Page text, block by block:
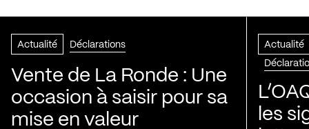
Actualité Déclarations
Vente de La Ronde : Une
occasion à saisir pour sa
mise en valeur
Actualité
les